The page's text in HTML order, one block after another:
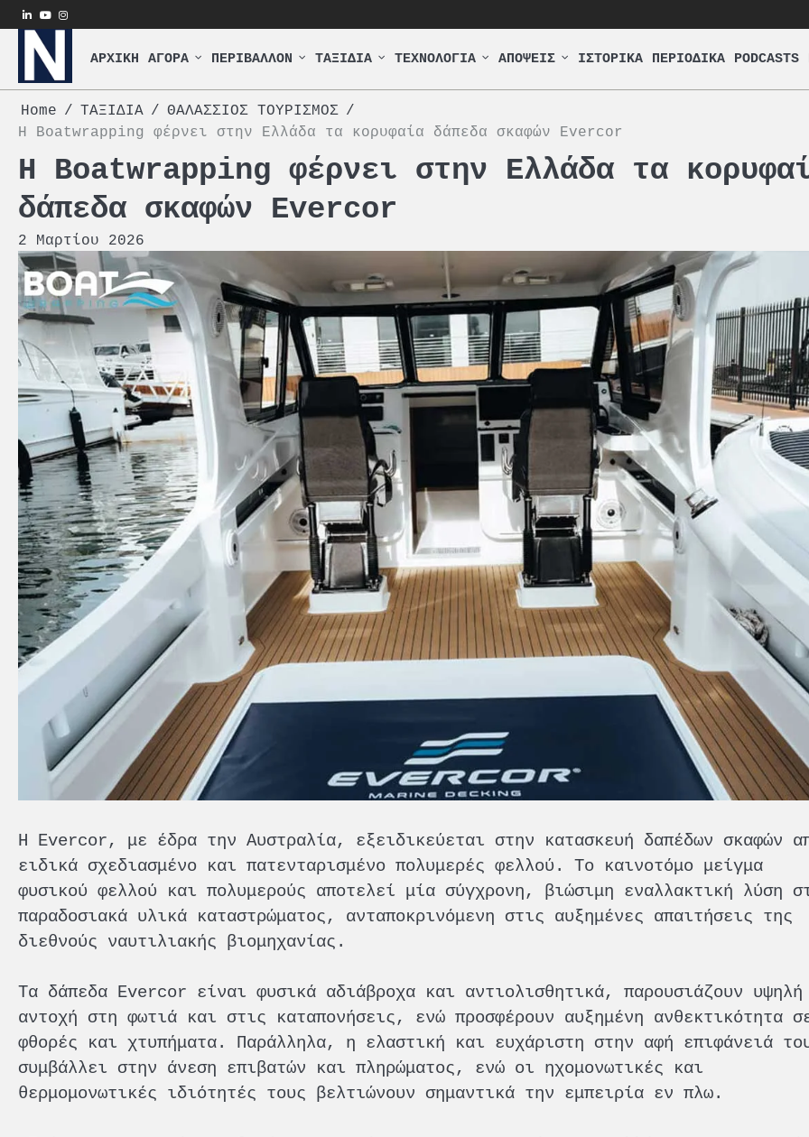
Skip
to
content
linkedin
youtube
instagram
ΑΡΧΙΚΗ ΑΓΟΡΑ ΠΕΡΙΒΑΛΛΟΝ ΤΑΞΙΔΙΑ ΤΕΧΝΟΛΟΓΙΑ ΑΠΟΨΕΙΣ ΙΣΤΟΡΙΚΑ ΠΕΡΙΟΔΙΚΑ PODCASTS
Home ΤΑΞΙΔΙΑ
ΘΑΛΑΣΣΙΟΣ ΤΟΥΡΙΣΜΟΣ
H Boatwrapping φέρνει στην Ελλάδα τα κορυφαία δάπεδα σκαφών Evercor
H Boatwrapping φέρνει στην Ελλάδα τα
δάπεδα σκαφών Evercor
2 Μαρτίου 2026
Η Evercor, με έδρα την Αυστραλία, εξειδικεύεται στην κατασκευή δαπέδων σκαφών
ειδικά σχεδιασμένο και πατενταρισμένο πολυμερές φελλού. Το καινοτόμο μείγμα
φυσικού φελλού και πολυμερούς αποτελεί μία σύγχρονη, βιώσιμη εναλλακτική λύση
παραδοσιακά υλικά καταστρώματος, ανταποκρινόμενη στις αυξημένες απαιτήσεις της
διεθνούς ναυτιλιακής βιομηχανίας.
Τα δάπεδα Evercor είναι φυσικά αδιάβροχα και αντιολισθητικά, παρουσιάζουν υψηλή
αντοχή στη φωτιά και στις καταπονήσεις, ενώ προσφέρουν αυξημένη ανθεκτικότητα
φθορές και χτυπήματα. Παράλληλα, η ελαστική και ευχάριστη στην αφή επιφάνειά
συμβάλλει στην άνεση επιβατών και πληρώματος, ενώ οι ηχομονωτικές και
θερμομονωτικές ιδιότητές τους βελτιώνουν σημαντικά την εμπειρία εν πλω.